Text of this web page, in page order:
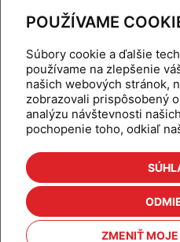
POUŽÍVAME
Súbory cookie a ďalšie
používame na zlepšenie
našich webových stránok,
zobrazovali prispôsobený
analýzu návštevnosti
pochopenie toho, odkiaľ
ZMENIŤ
Dynamické termostatické
Domov
Aktuality
Kalkulačky
Na stiahnutie